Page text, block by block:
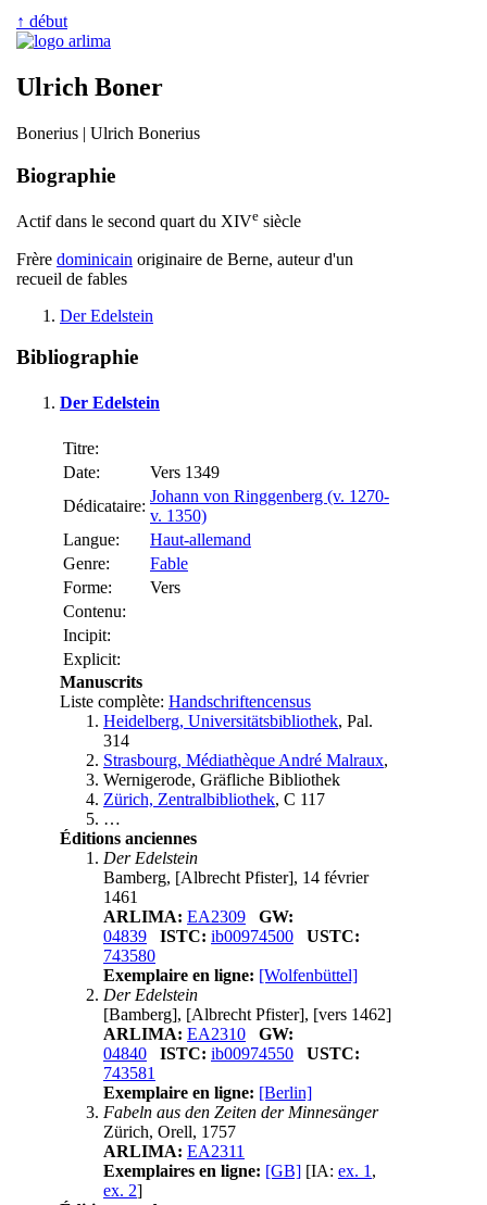
↑ début
Ulrich Boner
Bonerius | Ulrich Bonerius
Biographie
Actif dans le second quart du XIVe siècle
Frère dominicain originaire de Berne, auteur d'un
recueil de fables
Der Edelstein
Bibliographie
Der Edelstein
Titre:
Date:
Vers 1349
Dédicataire:
Johann von Ringgenberg (v. 1270-
v. 1350)
Langue:
Haut-allemand
Genre:
Fable
Forme:
Vers
Contenu:
Incipit:
Explicit:
Manuscrits
Liste complète: Handschriftencensus
Heidelberg, Universitätsbibliothek, Pal.
314
Strasbourg, Médiathèque André Malraux,
Wernigerode, Gräfliche Bibliothek
Zürich, Zentralbibliothek, C 117
…
Éditions anciennes
Der Edelstein
Bamberg, [Albrecht Pfister], 14 février
1461
ARLIMA: EA2309
GW:
04839
ISTC: ib00974500
USTC:
743580
Exemplaire en ligne: [Wolfenbüttel]
Der Edelstein
[Bamberg], [Albrecht Pfister], [vers 1462]
ARLIMA: EA2310
GW:
04840
ISTC: ib00974550
USTC:
743581
Exemplaire en ligne: [Berlin]
Fabeln aus den Zeiten der Minnesänger
Zürich, Orell, 1757
ARLIMA: EA2311
Exemplaires en ligne: [GB] [IA: ex. 1 ,
ex. 2]